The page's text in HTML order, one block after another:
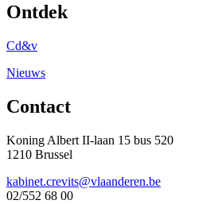
Ontdek
Cd&v
Nieuws
Contact
Koning Albert II-laan 15 bus 520
1210 Brussel
kabinet.crevits@vlaanderen.be
02/552 68 00